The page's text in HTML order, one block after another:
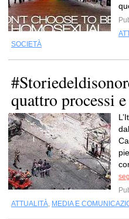
SOCIETÀ
quattro processi
ATTUALITÀ, MEDIA E